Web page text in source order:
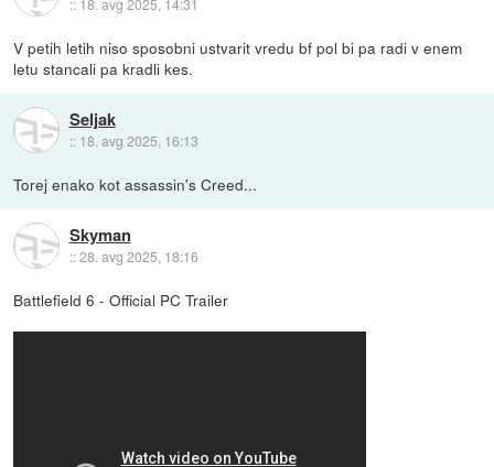
V petih letih niso sposobni ustvarit vredu bf pol bi pa radi v enem
letu stancali pa kradli kes.
Seljak
:: 18. avg 2025, 16:13
Torej enako kot assassin's Creed...
Skyman
::28. avg 2025, 18:16
Battlefield 6 - Official PC Trailer